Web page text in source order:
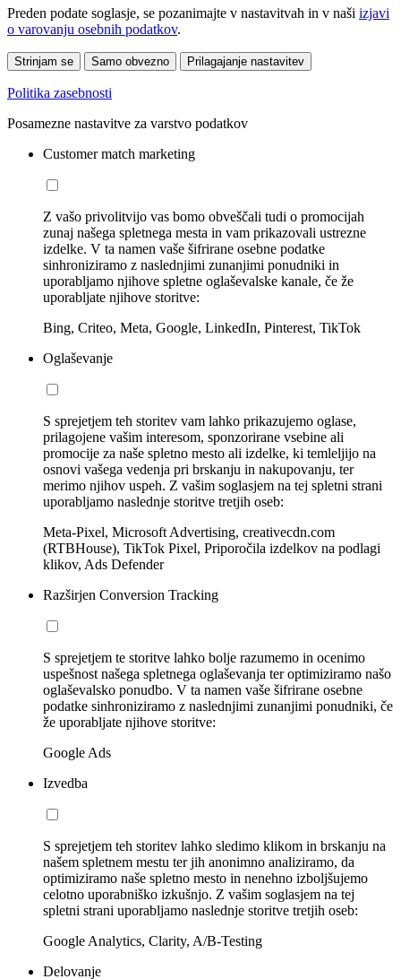
Preden podate soglasje, se pozanimajte v nastavitvah in v naši izjavi
o varovanju osebnih podatkov.
Strinjam se Samo obvezno Prilagajanje nastavitev
Politika zasebnosti
Posamezne nastavitve za varstvo podatkov
Customer match marketing
Z vašo privolitvijo vas bomo obveščali tudi o promocijah
zunaj našega spletnega mesta in vam prikazovali ustrezne
izdelke. V ta namen vaše šifrirane osebne podatke
sinhroniziramo z naslednjimi zunanjimi ponudniki in
uporabljamo njihove spletne oglaševalske kanale, če že
uporabljate njihove storitve:
Bing, Criteo, Meta, Google, LinkedIn, Pinterest, TikTok
Oglaševanje
S sprejetjem teh storitev vam lahko prikazujemo oglase,
prilagojene vašim interesom, sponzorirane vsebine ali
promocije za naše spletno mesto ali izdelke, ki temleljijo na
osnovi vašega vedenja pri brskanju in nakupovanju, ter
merimo njihov uspeh. Z vašim soglasjem na tej spletni strani
uporabljamo naslednje storitve tretjih oseb:
Meta-Pixel, Microsoft Advertising, creativecdn.com
(RTBHouse), TikTok Pixel, Priporočila izdelkov na podlagi
klikov, Ads Defender
Razširjen Conversion Tracking
S sprejetjem te storitve lahko bolje razumemo in ocenimo
uspešnost našega spletnega oglaševanja ter optimiziramo našo
oglaševalsko ponudbo. V ta namen vaše šifrirane osebne
podatke sinhroniziramo z naslednjimi zunanjimi ponudniki, če
že uporabljate njihove storitve:
Google Ads
Izvedba
S sprejetjem teh storitev lahko sledimo klikom in brskanju na
našem spletnem mestu ter jih anonimno analiziramo, da
optimiziramo naše spletno mesto in nenehno izboljšujemo
celotno uporabniško izkušnjo. Z vašim soglasjem na tej
spletni strani uporabljamo naslednje storitve tretjih oseb:
Google Analytics, Clarity, A/B-Testing
Delovanje